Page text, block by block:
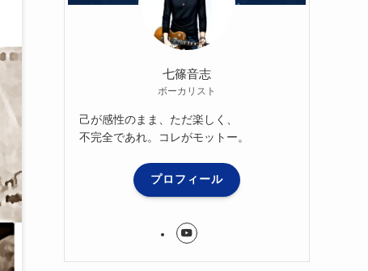
七篠音志
ボーカリスト
己が感性のまま、ただ楽しく、
不完全であれ。コレがモットー。
プロフィール